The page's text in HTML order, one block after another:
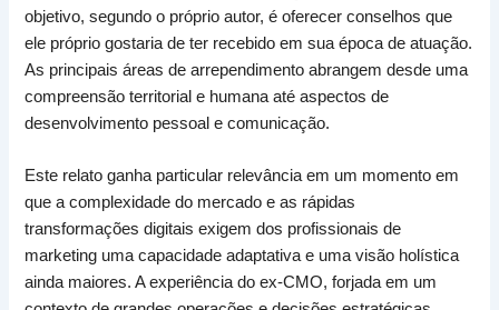
objetivo, segundo o próprio autor, é oferecer conselhos que
ele próprio gostaria de ter recebido em sua época de atuação.
As principais áreas de arrependimento abrangem desde uma
compreensão territorial e humana até aspectos de
desenvolvimento pessoal e comunicação.
Este relato ganha particular relevância em um momento em
que a complexidade do mercado e as rápidas
transformações digitais exigem dos profissionais de
marketing uma capacidade adaptativa e uma visão holística
ainda maiores. A experiência do ex-CMO, forjada em um